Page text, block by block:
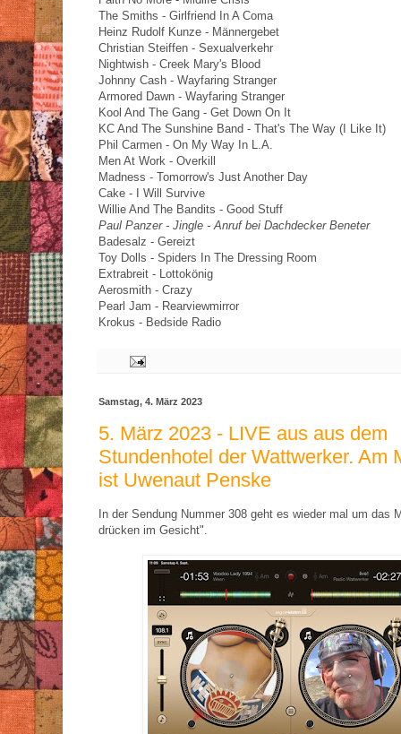
The Smiths - Girlfriend In A Coma
Heinz Rudolf Kunze - Männergebet
Christian Steiffen - Sexualverkehr
Nightwish - Creek Mary's Blood
Johnny Cash - Wayfaring Stranger
Armored Dawn - Wayfaring Stranger
Kool And The Gang - Get Down On It
KC And The Sunshine Band - That's The Way (I Like It)
Phil Carmen - On My Way In L.A.
Men At Work - Overkill
Madness - Tomorrow's Just Another Day
Cake - I Will Survive
Willie And The Bandits - Good Stuff
Paul Panzer - Jingle - Anruf bei Dachdecker Beneter
Badesalz - Gereizt
Toy Dolls - Spiders In The Dressing Room
Extrabreit - Lottokönig
Aerosmith - Crazy
Pearl Jam - Rearviewmirror
Krokus - Bedside Radio
Samstag, 4. März 2023
5. März 2023 - LIVE aus aus dem
Stundenhotel der Wattwerker. Am
ist Uwenaut Penske
In der Sendung Nummer 308 geht es wieder mal um das
drücken im Gesicht".